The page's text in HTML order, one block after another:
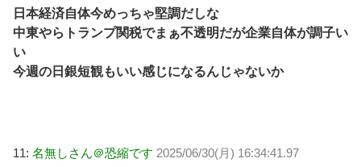
日本経済自体今めっちゃ堅調だしな
中東やらトランプ関税でまぁ不透明だが企業自体が調子い
い
今週の日銀短観もいい感じになるんじゃないか
11: 名無しさん＠恐縮です 2025/06/30(月) 16:34:41.97